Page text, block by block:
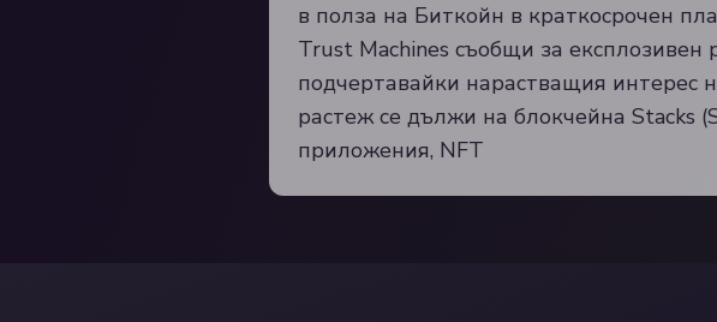
в полза на Биткойн в краткосрочен
Trust Machines съобщи за експлозивен
подчертавайки нарастващия интерес
растеж се дължи на блокчейна Stacks
приложения, NFT